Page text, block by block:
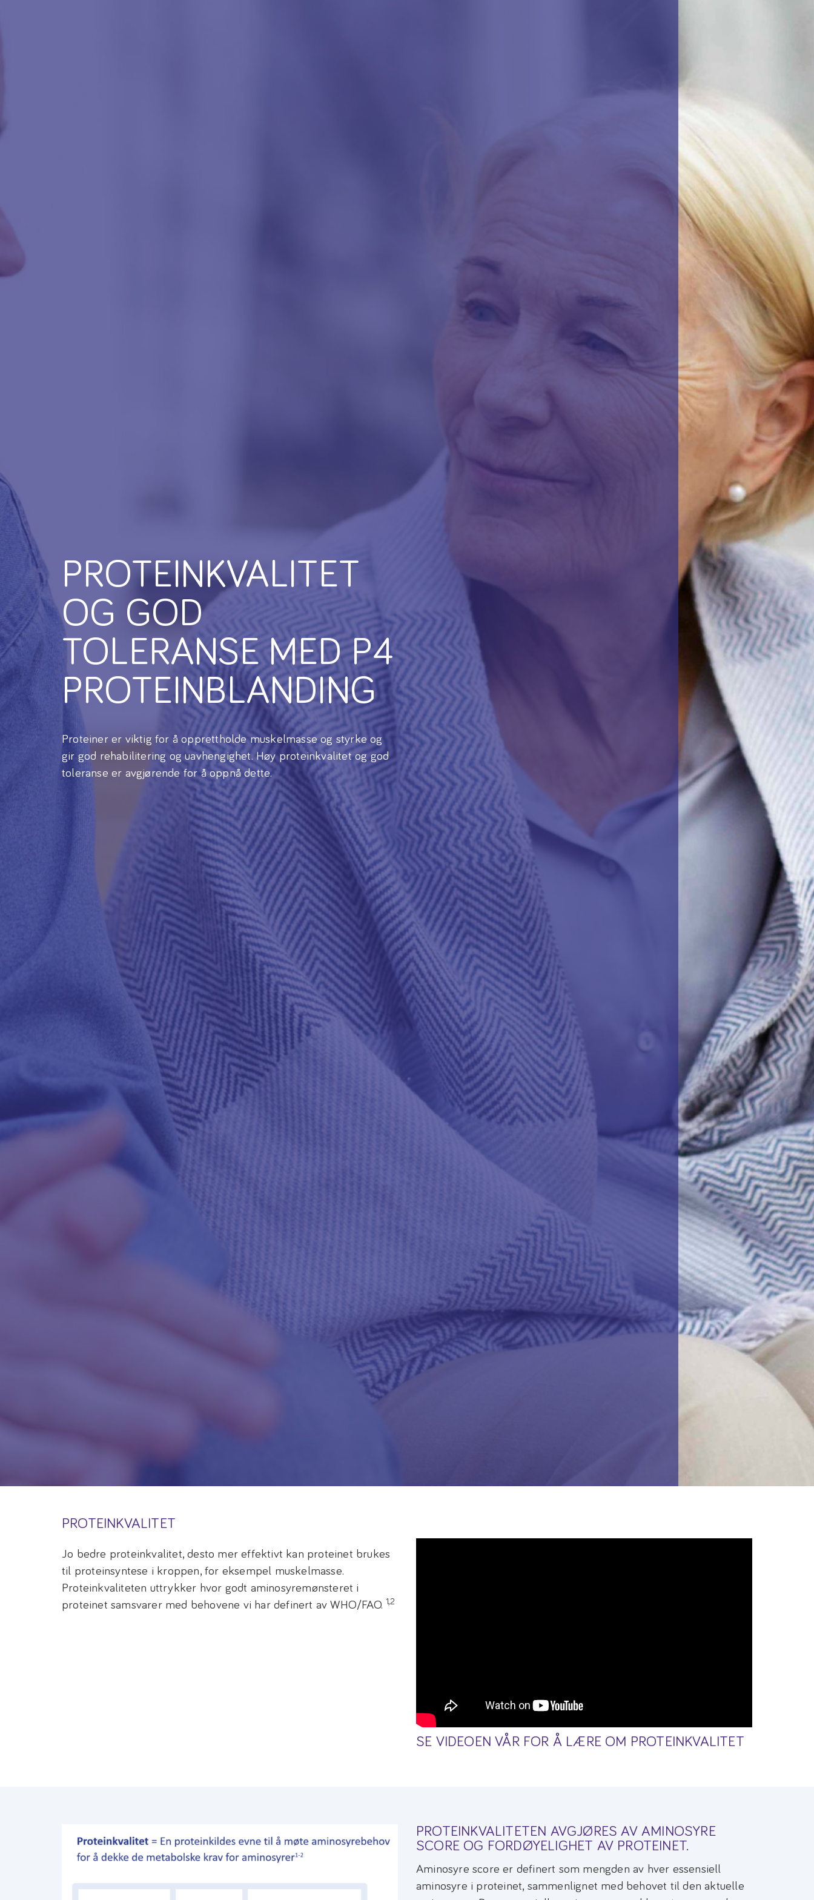
PROTEINKVALITET
OG GOD
TOLERANSE MED P4
PROTEINBLANDING
Proteiner er viktig for å opprettholde muskelmasse og styrke og
gir god rehabilitering og uavhengighet. Høy proteinkvalitet og god
toleranse er avgjørende for å oppnå dette.
PROTEINKVALITET
Jo bedre proteinkvalitet, desto mer effektivt kan proteinet brukes
til proteinsyntese i kroppen, for eksempel muskelmasse.
Proteinkvaliteten uttrykker hvor godt aminosyremønsteret i
proteinet samsvarer med behovene vi har definert av WHO/FAO. 1,2
SE VIDEOEN VÅR FOR Å LÆRE OM PROTEINKVALITET
PROTEINKVALITETEN AVGJØRES AV AMINOSYRE
SCORE OG FORDØYELIGHET AV PROTEINET.
Aminosyre score er definert som mengden av hver essensiell
aminosyre i proteinet, sammenlignet med behovet til den aktuelle